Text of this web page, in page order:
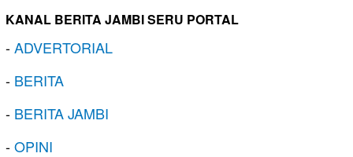
KANAL BERITA JAMBI SERU PORTAL
-ADVERTORIAL
- BERITA
- BERITA JAMBI
-OPINI